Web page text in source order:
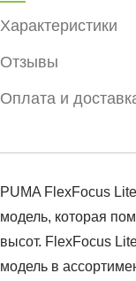
Характеристики
Отзывы
Оплата и
PUMA FlexFocus
модель, которая
высот. FlexFocus
модель в